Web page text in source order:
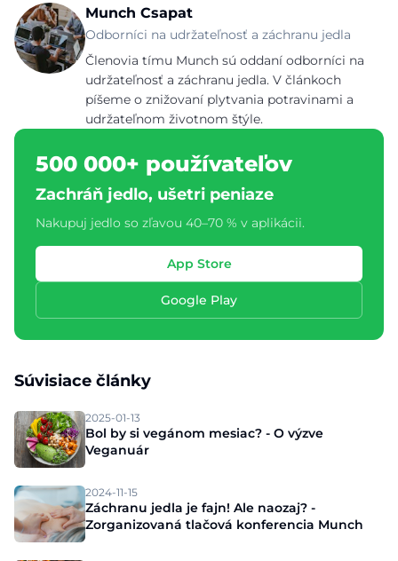
Munch Csapat
Odborníci na udržateľnosť a záchranu jedla
Členovia tímu Munch sú oddaní odborníci na
udržateľnosť a záchranu jedla. V článkoch
píšeme o znižovaní plytvania potravinami a
udržateľnom životnom štýle.
500 000+ používateľov
Zachráň jedlo, ušetri peniaze
Nakupuj jedlo so zľavou 40–70 % v aplikácii.
App Store
Google Play
Súvisiace články
2025-01-13
Bol by si vegánom mesiac? - O výzve
Veganuár
2024-11-15
Záchranu jedla je fajn! Ale naozaj? -
Zorganizovaná tlačová konferencia Munch